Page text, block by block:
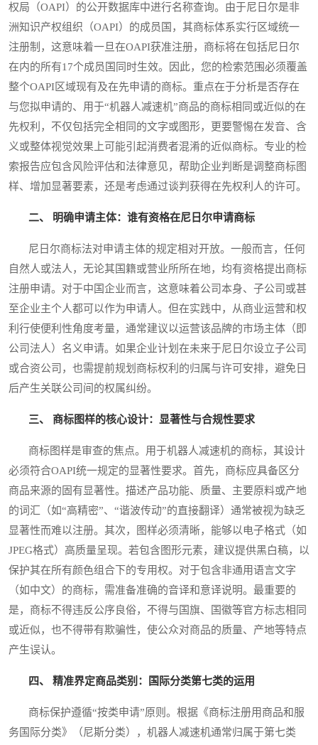
权局（OAPI）的公开数据库中进行名称查询。由于尼日尔是非
洲知识产权组织（OAPI）的成员国，其商标体系实行区域统一
注册制，这意味着一旦在OAPI获准注册，商标将在包括尼日尔
在内的所有17个成员国同时生效。因此，您的检索范围必须覆盖
整个OAPI区域现有及在先申请的商标。重点在于分析是否存在
与您拟申请的、用于“机器人减速机”商品的商标相同或近似的在
先权利，不仅包括完全相同的文字或图形，更要警惕在发音、含
义或整体视觉效果上可能引起消费者混淆的近似商标。专业的检
索报告应包含风险评估和法律意见，帮助企业判断是调整商标图
样、增加显著要素，还是考虑通过谈判获得在先权利人的许可。
二、 明确申请主体：谁有资格在尼日尔申请商标
尼日尔商标法对申请主体的规定相对开放。一般而言，任何
自然人或法人，无论其国籍或营业所所在地，均有资格提出商标
注册申请。对于中国企业而言，这意味着公司本身、子公司或甚
至企业主个人都可以作为申请人。但在实践中，从商业运营和权
利行使便利性角度考量，通常建议以运营该品牌的市场主体（即
公司法人）名义申请。如果企业计划在未来于尼日尔设立子公司
或合资公司，也需提前规划商标权利的归属与许可安排，避免日
后产生关联公司间的权属纠纷。
三、 商标图样的核心设计：显著性与合规性要求
商标图样是审查的焦点。用于机器人减速机的商标，其设计
必须符合OAPI统一规定的显著性要求。首先，商标应具备区分
商品来源的固有显著性。描述产品功能、质量、主要原料或产地
的词汇（如“高精密”、“谐波传动”的直接翻译）通常被视为缺乏
显著性而难以注册。其次，图样必须清晰，能够以电子格式（如
JPEG格式）高质量呈现。若包含图形元素，建议提供黑白稿，以
保护其在所有颜色组合下的专用权。对于包含非通用语言文字
（如中文）的商标，需准备准确的音译和意译说明。最重要的
是，商标不得违反公序良俗，不得与国旗、国徽等官方标志相同
或近似，也不得带有欺骗性，使公众对商品的质量、产地等特点
产生误认。
四、 精准界定商品类别：国际分类第七类的运用
商标保护遵循“按类申请”原则。根据《商标注册用商品和服
务国际分类》（尼斯分类），机器人减速机通常归属于第七类